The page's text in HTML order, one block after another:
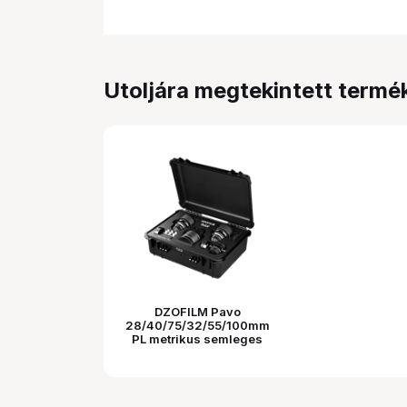
Utoljára megtekintett
DZOFILM Pavo
28/40/75/32/55/100mm
PL metrikus semleges